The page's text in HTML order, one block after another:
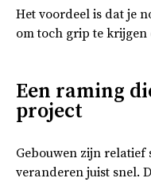
Het voordeel is dat je
om toch grip te krijgen
Een raming
project
Gebouwen zijn relatief
veranderen juist snel.